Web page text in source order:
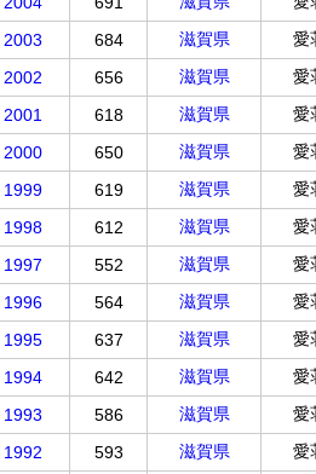
2003
684 滋賀県 愛
2002
656 滋賀県 愛
2001
618 滋賀県 愛
2000
650 滋賀県 愛
1999
619 滋賀県 愛
1998
612 滋賀県 愛
1997
552 滋賀県 愛
1996
564 滋賀県 愛
1995
637 滋賀県 愛
1994
642 滋賀県 愛
1993
586 滋賀県 愛
1992
593 滋賀県 愛